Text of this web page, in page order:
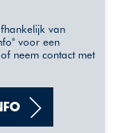
van
voor een
neem contact met